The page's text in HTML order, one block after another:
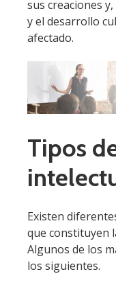
sus creaciones
y el desarrollo
afectado.
Tipos
Existen
que constituyen
Algunos de los
los siguientes.